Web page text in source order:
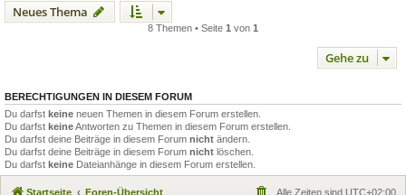
Neues Thema
8 Themen • Seite 1 von 1
Gehe zu
BERECHTIGUNGEN IN DIESEM FORUM
Du darfst keine neuen Themen in diesem Forum erstellen.
Du darfst keineAntworten zu Themen in diesem Forum erstellen.
Du darfst deine Beiträge in diesem Forum nicht ändern.
Du darfst deine Beiträge in diesem Forum nicht löschen.
Du darfst keine Dateianhänge in diesem Forum erstellen.
Startseite Foren-Übersicht Alle Zeiten sind UTC+02:00